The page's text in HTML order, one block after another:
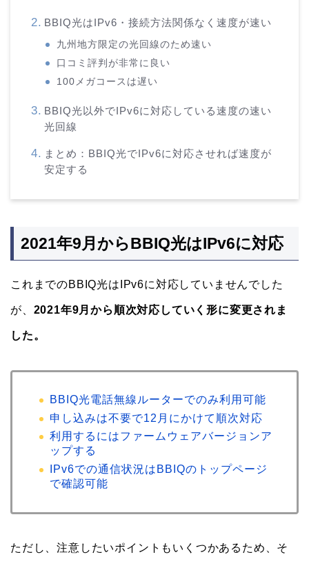
BBIQ光はIPv6・接続方法関係なく速度が速い
九州地方限定の光回線のため速い
口コミ評判が非常に良い
100メガコースは遅い
BBIQ光以外でIPv6に対応している速度の速い
光回線
まとめ：BBIQ光でIPv6に対応させれば速度が
安定する
2021年9月からBBIQ光はIPv6に対応
これまでのBBIQ光はIPv6に対応していませんでした
が、 2021年9月から順次対応していく形に変更されま
した。
BBIQ光電話無線ルーターでのみ利用可能
申し込みは不要で12月にかけて順次対応
利用するにはファームウェアバージョンア
ップする
IPv6での通信状況はBBIQのトップページ
で確認可能
ただし、注意したいポイントもいくつかあるため、そ